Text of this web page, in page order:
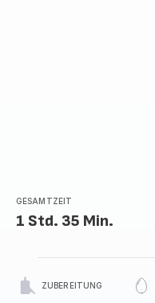
GESAMTZEIT
1 Std. 35 Min.
ZUBEREITUNG